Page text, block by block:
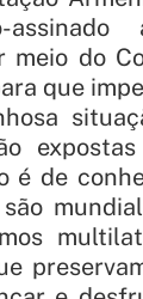
meio do
que
é de